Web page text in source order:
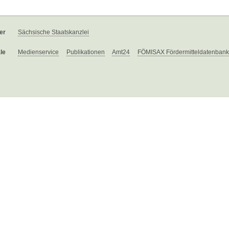
Sächsische Staatskanzlei
Medienservice Publikationen Amt24 FÖMISAX Fördermitteldatenbank